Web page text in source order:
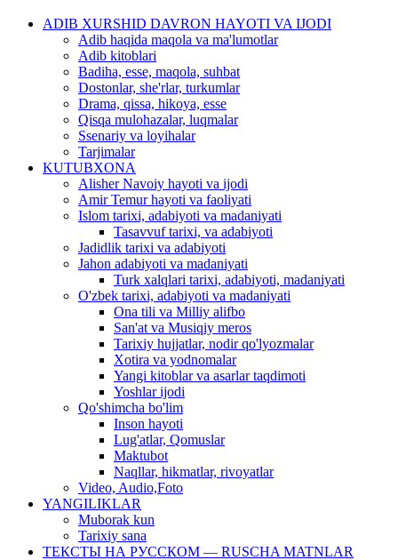
ADIB XURSHID DAVRON HAYOTI VA IJODI
Adib haqida maqola va ma'lumotlar
Adib kitoblari
Badiha, esse, maqola, suhbat
Dostonlar, she'rlar, turkumlar
Drama, qissa, hikoya, esse
Qisqa mulohazalar, luqmalar
Ssenariy va loyihalar
Tarjimalar
KUTUBXONA
Alisher Navoiy hayoti va ijodi
Amir Temur hayoti va faoliyati
Islom tarixi, adabiyoti va madaniyati
Tasavvuf tarixi, va adabiyoti
Jadidlik tarixi va adabiyoti
Jahon adabiyoti va madaniyati
Turk xalqlari tarixi, adabiyoti, madaniyati
O'zbek tarixi, adabiyoti va madaniyati
Ona tili va Milliy alifbo
San'at va Musiqiy meros
Tarixiy hujjatlar, nodir qo'lyozmalar
Xotira va yodnomalar
Yangi kitoblar va asarlar taqdimoti
Yoshlar ijodi
Qo'shimcha bo'lim
Inson hayoti
Lug'atlar, Qomuslar
Maktubot
Naqllar, hikmatlar, rivoyatlar
Video, Audio,Foto
YANGILIKLAR
Muborak kun
Tarixiy sana
ТЕКСТЫ НА РУССКОМ — RUSCHA MATNLAR